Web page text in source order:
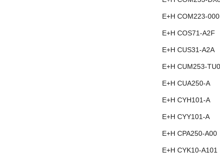
E+H COM223-
E+H COS71-A2F
E+H CUS31-A2A
E+H CUM253-
E+H CUA250-A
E+H CYH101-A
E+H CYY101-A
E+H CPA250-A00
E+H CYK10-A101